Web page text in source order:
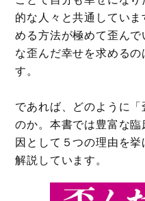
的な人々と共通してい
める方法が極めて歪ん
な歪んだ幸せを求める
す。
であれば、どのように
のか。本書では豊富な
因として５つの理由を
解説しています。